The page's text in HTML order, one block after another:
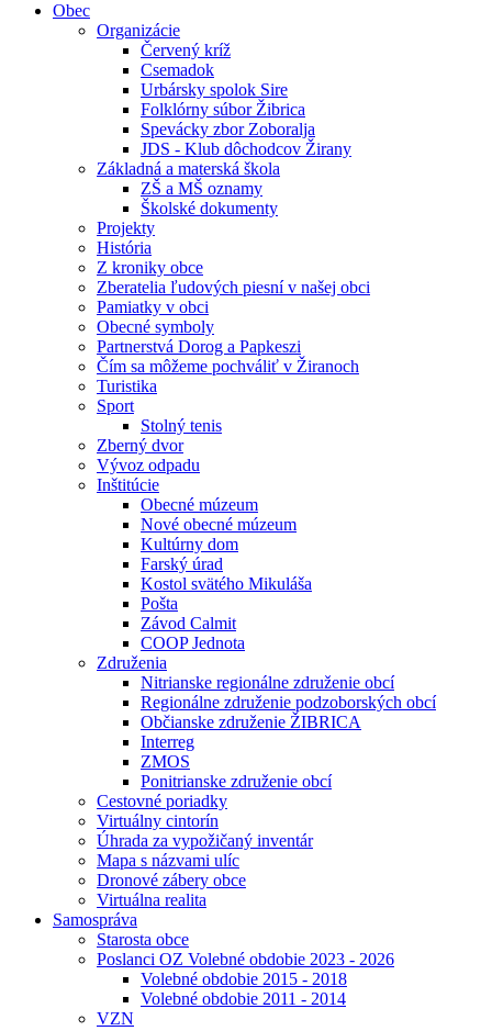
Obec
Organizácie
Červený kríž
Csemadok
Urbársky spolok Sire
Folklórny súbor Žibrica
Spevácky zbor Zoboralja
JDS - Klub dôchodcov Žirany
Základná a materská škola
ZŠ a MŠ oznamy
Školské dokumenty
Projekty
História
Z kroniky obce
Zberatelia ľudových piesní v našej obci
Pamiatky v obci
Obecné symboly
Partnerstvá Dorog a Papkeszi
Čím sa môžeme pochváliť v Žiranoch
Turistika
Sport
Stolný tenis
Zberný dvor
Vývoz odpadu
Inštitúcie
Obecné múzeum
Nové obecné múzeum
Kultúrny dom
Farský úrad
Kostol svätého Mikuláša
Pošta
Závod Calmit
COOP Jednota
Združenia
Nitrianske regionálne združenie obcí
Regionálne združenie podzoborských obcí
Občianske združenie ŽIBRICA
Interreg
ZMOS
Ponitrianske združenie obcí
Cestovné poriadky
Virtuálny cintorín
Úhrada za vypožičaný inventár
Mapa s názvami ulíc
Dronové zábery obce
Virtuálna realita
Samospráva
Starosta obce
Poslanci OZ Volebné obdobie 2023 - 2026
Volebné obdobie 2015 - 2018
Volebné obdobie 2011 - 2014
VZN